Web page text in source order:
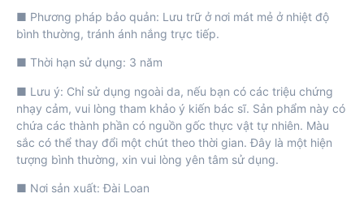
■ Phương pháp bảo quản: Lưu trữ ở nơi mát mẻ ở nhiệt độ
bình thường, tránh ánh nắng trực tiếp.
■ Thời hạn sử dụng: 3 năm
■ Lưu ý: Chỉ sử dụng ngoài da, nếu bạn có các triệu chứng
nhạy cảm, vui lòng tham khảo ý kiến ​​bác sĩ. Sản phẩm này có
chứa các thành phần có nguồn gốc thực vật tự nhiên. Màu
sắc có thể thay đổi một chút theo thời gian. Đây là một hiện
tượng bình thường, xin vui lòng yên tâm sử dụng.
■ Nơi sản xuất: Đài Loan